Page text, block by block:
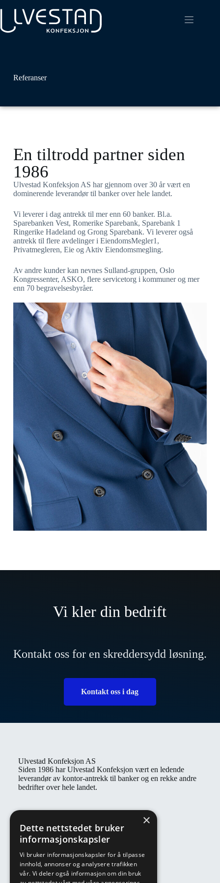
Referanser
En tiltrodd partner siden
1986
Ulvestad Konfeksjon AS har gjennom over 30 år vært en
dominerende leverandør til banker over hele landet.
Vi leverer i dag antrekk til mer enn 60 banker. Bl.a.
Sparebanken Vest, Romerike Sparebank, Sparebank 1
Ringerike Hadeland og Grong Sparebank. Vi leverer også
antrekk til flere avdelinger i EiendomsMegler1,
Privatmegleren, Eie og Aktiv Eiendomsmegling.
Av andre kunder kan nevnes Sulland-gruppen, Oslo
Kongressenter, ASKO, flere servicetorg i kommuner og mer
enn 70 begravelsesbyråer.
Vi kler din bedrift
Kontakt oss for en skreddersydd løsning.
Kontakt oss i dag
Ulvestad Konfeksjon AS
Siden 1986 har Ulvestad Konfeksjon vært en ledende
leverandør av kontor-antrekk til banker og en rekke andre
bedrifter over hele landet.
Åpningstider: Man - fre: 08:00 - 16:00
E-post: post@ulvestadkonfeksjon.no
Adresse: Täby vei 15, 1474 Fjellhamar
×
Dette nettstedet bruker
informasjonskapsler
Vi bruker informasjonskapsler for å tilpasse
innhold, annonser og analysere trafikken
vår. Vi deler også informasjon om din bruk